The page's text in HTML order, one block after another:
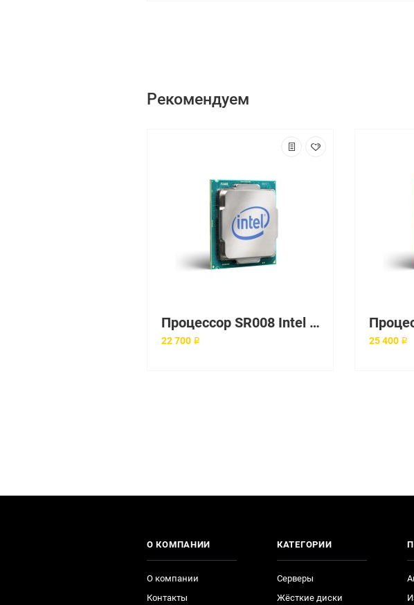
Рекомендуем
Процессор SR008 Intel 3300Mhz
22 700 ₽ 25 400 ₽
О КОМПАНИИ
О компании
Контакты
КАТЕГОРИИ
Серверы
Жёсткие диски